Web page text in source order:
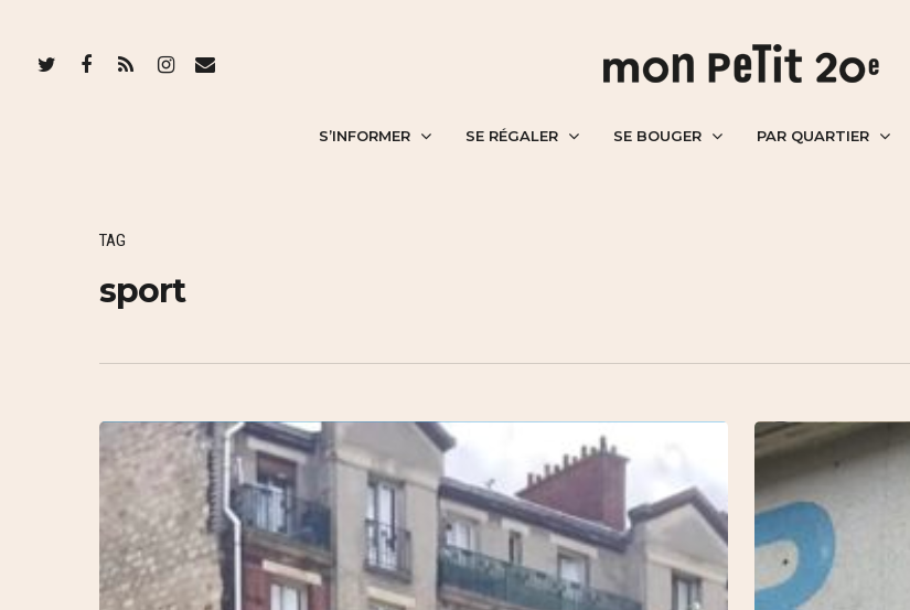
S’INFORMER SE RÉGALER SE BOUGER PAR QUARTIER
TAG
sport